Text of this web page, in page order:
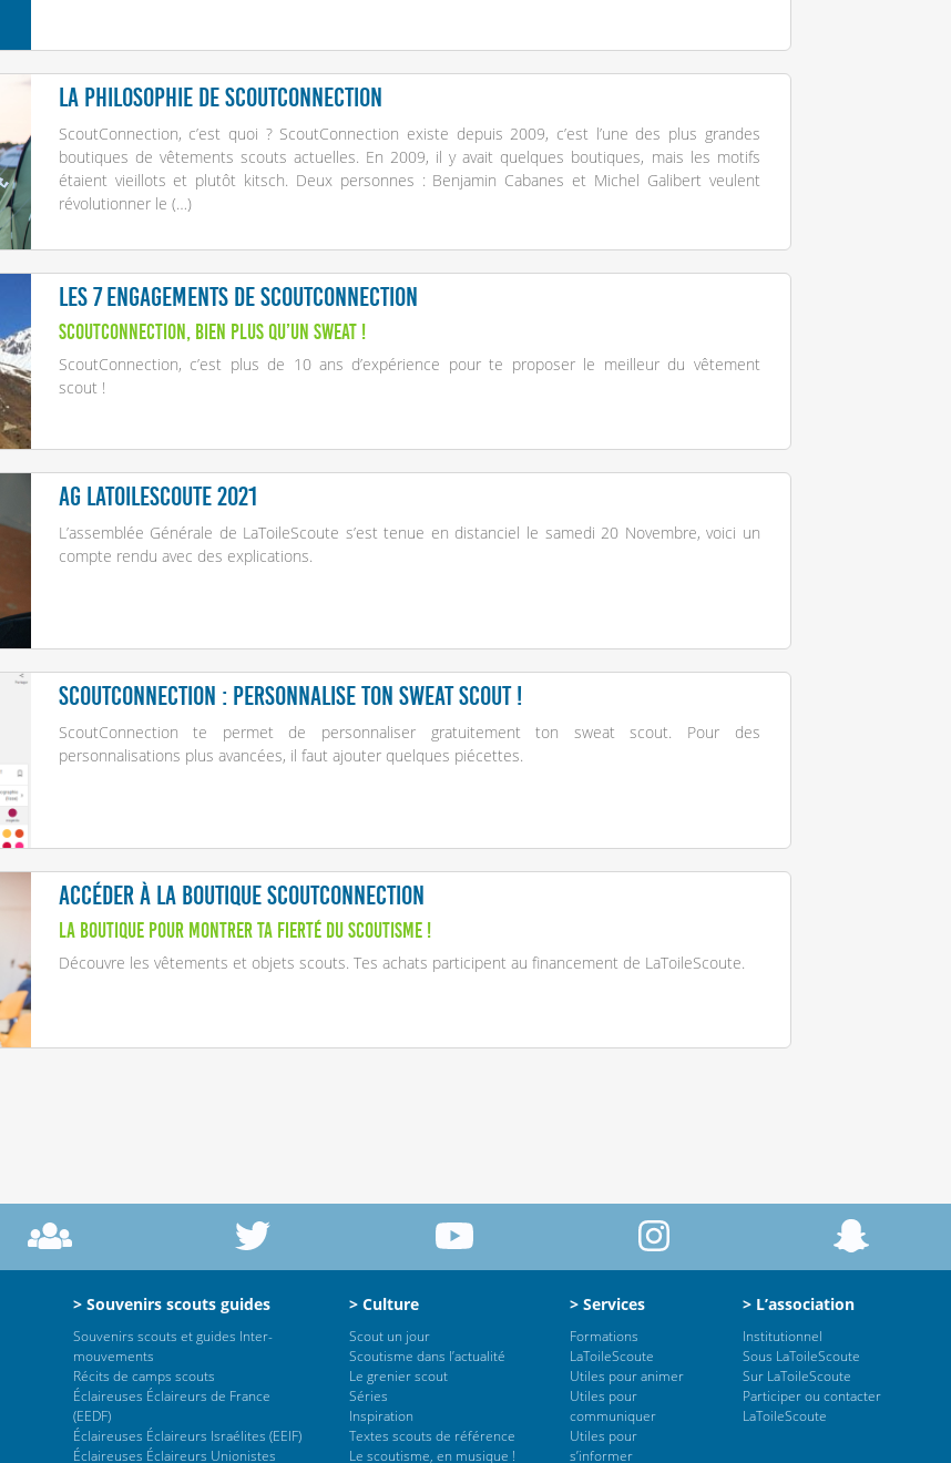
La philosophie de ScoutConnection
ScoutConnection, c’est quoi ? ScoutConnection existe depuis 2009, c’est l’une des plus grandes
boutiques de vêtements scouts actuelles. En 2009, il y avait quelques boutiques, mais les motifs
étaient vieillots et plutôt kitsch. Deux personnes : Benjamin Cabanes et Michel Galibert veulent
révolutionner le (…)
Les 7 engagements de ScoutConnection
ScoutConnection, bien plus qu’un sweat !
ScoutConnection, c’est plus de 10 ans d’expérience pour te proposer le meilleur du vêtement
scout !
AG LaToileScoute 2021
L’assemblée Générale de LaToileScoute s’est tenue en distanciel le samedi 20 Novembre, voici un
compte rendu avec des explications.
ScoutConnection : personnalise ton sweat scout !
ScoutConnection te permet de personnaliser gratuitement ton sweat scout. Pour des
personnalisations plus avancées, il faut ajouter quelques piécettes.
Accéder à la boutique ScoutConnection
La boutique pour montrer ta fierté du scoutisme !
Découvre les vêtements et objets scouts. Tes achats participent au financement de LaToileScoute.
> Souvenirs scouts guides
Souvenirs scouts et guides Inter-
mouvements
Récits de camps scouts
Éclaireuses Éclaireurs de France
(EEDF)
Éclaireuses Éclaireurs Israélites (EEIF)
Éclaireuses Éclaireurs Unionistes
> Culture
Scout un jour
Scoutisme dans l’actualité
Le grenier scout
Séries
Inspiration
Textes scouts de référence
Le scoutisme, en musique !
> Services
Formations
LaToileScoute
Utiles pour animer
Utiles pour
communiquer
Utiles pour
s’informer
> L’association
Institutionnel
Sous LaToileScoute
Sur LaToileScoute
Participer ou contacter
LaToileScoute